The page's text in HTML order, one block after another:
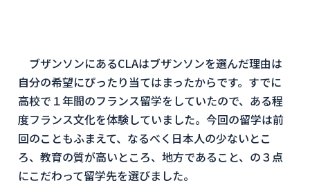
ブザンソンにあるCLAはブザンソンを選んだ理由は
自分の希望にぴったり当てはまったからです。すでに
高校で１年間のフランス留学をしていたので、ある程
度フランス文化を体験していました。今回の留学は前
回のこともふまえて、なるべく日本人の少ないとこ
ろ、教育の質が高いところ、地方であること、の３点
にこだわって留学先を選びました。